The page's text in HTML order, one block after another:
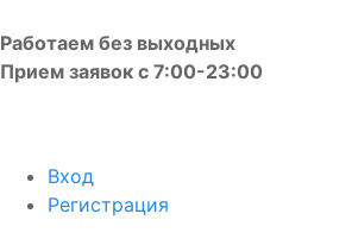
Работаем без выходных
Прием заявок с 7:00-23:00
Вход
Регистрация